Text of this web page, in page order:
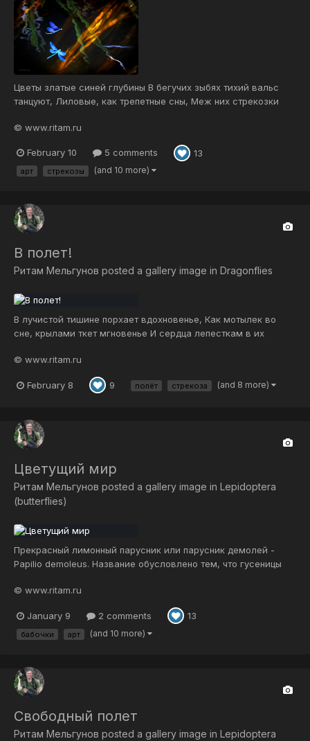
Цветы златые синей глубины В бегучих зыбях тихий вальс
танцуют, Лиловые, как трепетные сны, Меж них стрекозки
кружатся в танцах окрыленных И открывают вдруг очам души
Порталы к синям далей просветленных. И в дивный мир, где...
© www.ritam.ru
February 10 5 comments 13
арт стрекозы (and 10 more)
В полет!
Ритам Мельгунов posted a gallery image in Dragonflies
В лучистой тишине порхает вдохновенье, Как мотылек во
сне, крылами ткет мгновенье И сердца лепесткам в их
волшебной… Вдруг искорки мечты в тех крылах грез
мерцают, С надмирной высоты в цветник души слетает И
вьется окрыленно чудо-фея...
© www.ritam.ru
February 8 9 полёт стрекоза (and 8 more)
Цветущий мир
Ритам Мельгунов posted a gallery image in Lepidoptera
(butterflies)
Прекрасный лимонный парусник или парусник демолей -
Papilio demoleus. Название обусловлено тем, что гусеницы
как культивируемый лайм. Фото сделано в садах Ашрама
Шри Ауробиндо, окрестности Пондичерри, Индия. Желаю вам
всем жить все больше...
© www.ritam.ru
January 9 2 comments 13
бабочки арт (and 10 more)
Свободный полет
Ритам Мельгунов posted a gallery image in Lepidoptera